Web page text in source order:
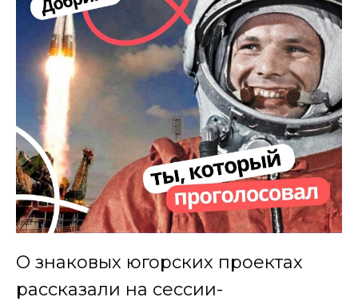
О знаковых югорских проектах
рассказали на сессии-